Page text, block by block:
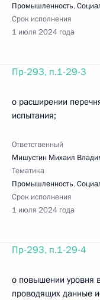
Промышленность,
Срок исполнения
1 июля 2024 года
Пр-293, п.1-29-3
о расширении
испытания;
Ответственный
Мишустин Михаил
Тематика
Промышленность,
Срок исполнения
1 июля 2024 года
Пр-293, п.1-29-4
о повышении уровня
проводящих данные